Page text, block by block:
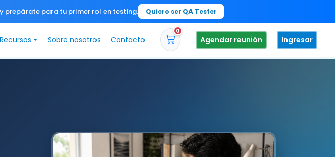
para tu primer rol en testing. Quiero ser QA Tester
Recursos Sobre nosotros Contacto
0
Agendar reunión Ingresar